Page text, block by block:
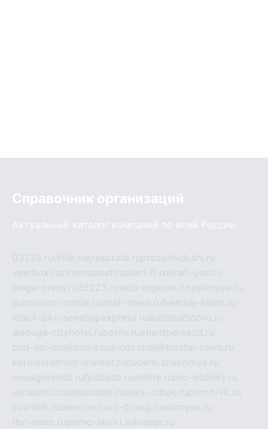
Справочник организаций
Актуальный каталог компаний по всей России
03223.ruufille.rukrasotata.ruprazdnikdushi.ru
veetbox.rucinemapost.ruciam-fr.rukraft-you.ru
mega-press.ru03223.ruweb-explore.ru rastenuya.ru
eurovision-russia.rustrah-news.rufreeride-team.ru
itrack-24.rusexshopexpress.ruautostudiopro.ru
alabuga-cityhotel.rupornv.ruatlantpereezd.ru
bud-em-znakomye.rua-cdc.ruelektrostal-news.ru
korolevremont-market.rubudem-znakomye.ru
oooagrosnab.rufpodaso.ruemfire.rupro-otdelky.ru
ukrasotki.ruseksuzbek.ruseks-uzbek.ruporno-vk.ru
sovratili.ruolecoon.ruvd-dosug.ruadonyev.ru
rbc-news.ruporno-skvirt.rukrospr.ru